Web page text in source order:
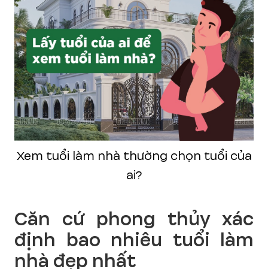
Xem tuổi làm nhà thường chọn tuổi của
ai?
Căn cứ phong thủy xác
định bao nhiêu tuổi làm
nhà đẹp nhất